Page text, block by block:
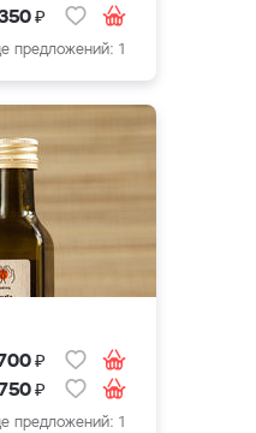
₽
предложений: 1
₽
₽
предложений: 1